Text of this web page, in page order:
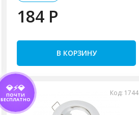
184 P
В КОРЗИНУ
💎⚡💎
ПОЧТИ
БЕСПЛАТНО
Код: 1744